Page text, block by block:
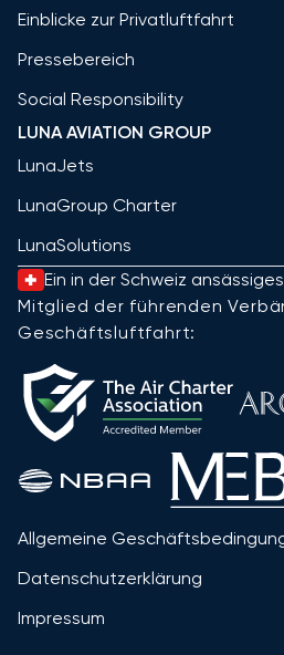
Einblicke zur Privatluftfahrt
Pressebereich
Social Responsibility
LUNA AVIATION GROUP
LunaJets
LunaGroup Charter
LunaSolutions
Ein in der Schweiz
Mitglied der führenden
Geschäftsluftfahrt:
Allgemeine
Datenschutzerklärung
Impressum